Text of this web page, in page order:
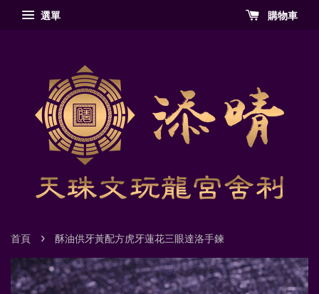
選單 購物車
首頁 › 酥油供牙黃配方虎牙蓮花三眼達洛手鍊